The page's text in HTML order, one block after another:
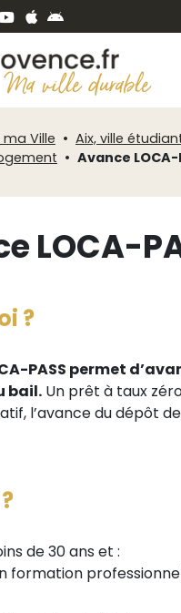
ma Ville Aix, ville
Avance
LOCA-
?
PASS permet
bail. Un prêt à taux
l’avance du dépôt
de 30 ans et :
formation